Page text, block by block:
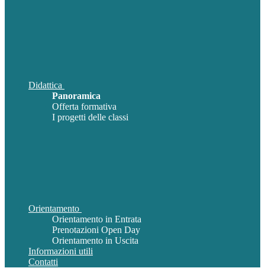
Didattica
Panoramica
Offerta formativa
I progetti delle classi
Orientamento
Orientamento in Entrata
Prenotazioni Open Day
Orientamento in Uscita
Informazioni utili
Contatti